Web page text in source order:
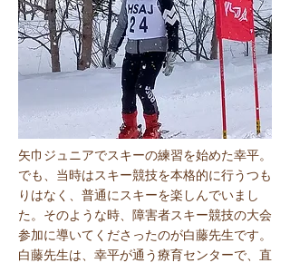
​矢巾ジュニアでスキーの練習を始めた幸平。
でも、当時はスキー競技を本格的に行うつも
りはなく、普通にスキーを楽しんでいまし
た。そのような時、障害者スキー競技の大会
参加に導いてくださったのが白藤先生です。
白藤先生は、幸平が通う療育センターで、直